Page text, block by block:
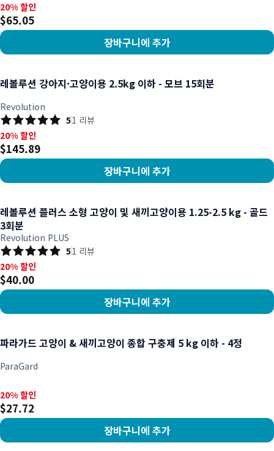
20% 할인, $65.05
20% 할인
$65.05
장바구니에 추가
레볼루션 강아지·고양이용 2.5kg 이하 - 모브 15회분
Revolution
51 리뷰
20% 할인, $145.89
20% 할인
$145.89
장바구니에 추가
레볼루션 플러스 소형 고양이 및 새끼고양이용 1.25-2.5 kg - 골드
3회분
Revolution PLUS
51 리뷰
20% 할인, $40.00
20% 할인
$40.00
장바구니에 추가
파라가드 고양이 & 새끼고양이 종합 구충제 5 kg 이하 - 4정
ParaGard
20% 할인, $27.72
20% 할인
$27.72
장바구니에 추가